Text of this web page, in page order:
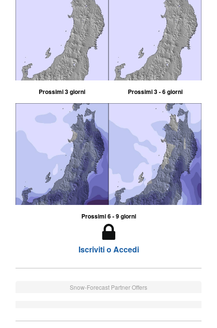
Prossimi 3 giorni Prossimi 3 - 6 giorni
Prossimi 6 - 9 giorni
Iscriviti o Accedi
Snow-Forecast Partner Offers